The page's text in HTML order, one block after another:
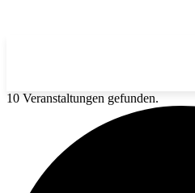
10 Veranstaltungen gefunden.